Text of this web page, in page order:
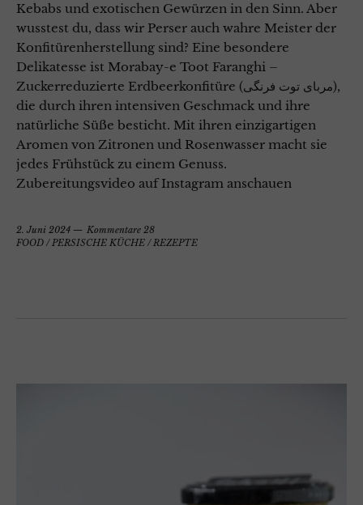
Kebabs und exotischen Gewürzen in den Sinn. Aber
wusstest du, dass wir Perser auch wahre Meister der
Konfitürenherstellung sind? Eine besondere
Delikatesse ist Morabay-e Toot Faranghi –
Zuckerreduzierte Erdbeerkonfitüre (مربای توت فرنگی),
die durch ihren intensiven Geschmack und ihre
natürliche Süße besticht. Mit ihren einzigartigen
Aromen von Zitronen und Rosenwasser macht sie
jedes Frühstück zu einem Genuss.
Zubereitungsvideo auf Instagram anschauen
2. Juni 2024
Kommentare 28
FOOD /PERSISCHE KÜCHE /REZEPTE